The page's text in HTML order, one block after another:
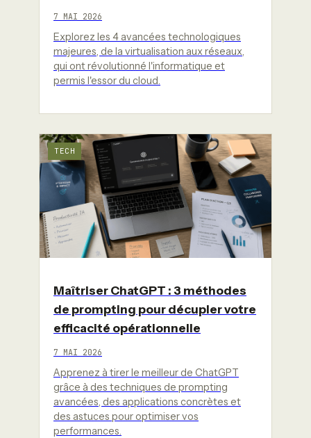
7 MAI 2026
Explorez les 4 avancées technologiques
majeures, de la virtualisation aux réseaux,
qui ont révolutionné l'informatique et
permis l'essor du cloud.
TECH
Maîtriser ChatGPT : 3 méthodes
de prompting pour décupler votre
efficacité opérationnelle
7 MAI 2026
Apprenez à tirer le meilleur de ChatGPT
grâce à des techniques de prompting
avancées, des applications concrètes et
des astuces pour optimiser vos
performances.